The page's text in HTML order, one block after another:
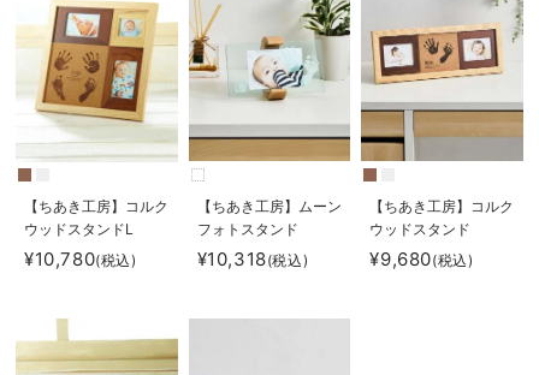
【ちあき工房】コルク
ウッドスタンドL
¥10,780(税込)
【ちあき工房】ムーン
フォトスタンド
¥10,318(税込)
【ちあき工房】コルク
ウッドスタンド
¥9,680(税込)